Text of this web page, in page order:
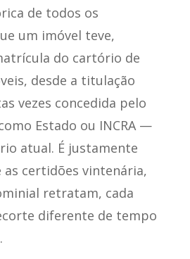
de todos os
um imóvel teve,
do cartório de
desde a titulação
vezes concedida pelo
Estado ou INCRA —
atual. É justamente
as certidões vintenária,
retratam, cada
diferente de tempo